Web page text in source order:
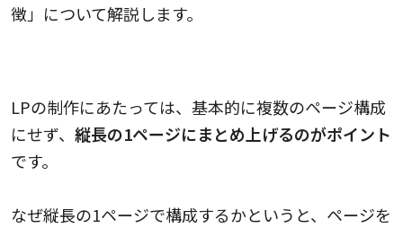
徴」について解説します。
LPの制作にあたっては、基本的に複数のページ構成
にせず、 縦長の1ページにまとめ上げるのがポイント
です。
なぜ縦長の1ページで構成するかというと、ページを